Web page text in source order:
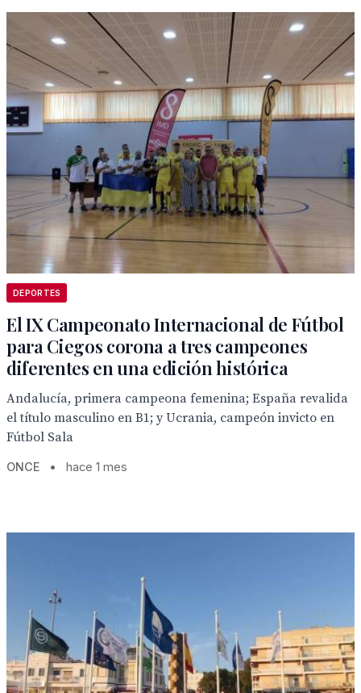
DEPORTES
El IX Campeonato Internacional de Fútbol
para Ciegos corona a tres campeones
diferentes en una edición histórica
Andalucía, primera campeona femenina; España revalida
el título masculino en B1; y Ucrania, campeón invicto en
Fútbol Sala
ONCE • hace 1 mes